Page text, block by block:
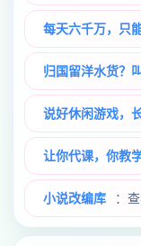
每天六千万，只
归国留洋水货？
说好休闲游戏，
让你代课，你教
小说改编库 ：